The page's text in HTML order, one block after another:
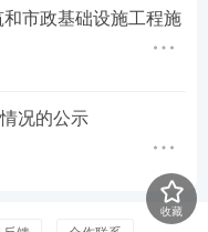
市政基础设施工程施
况的公示
收藏